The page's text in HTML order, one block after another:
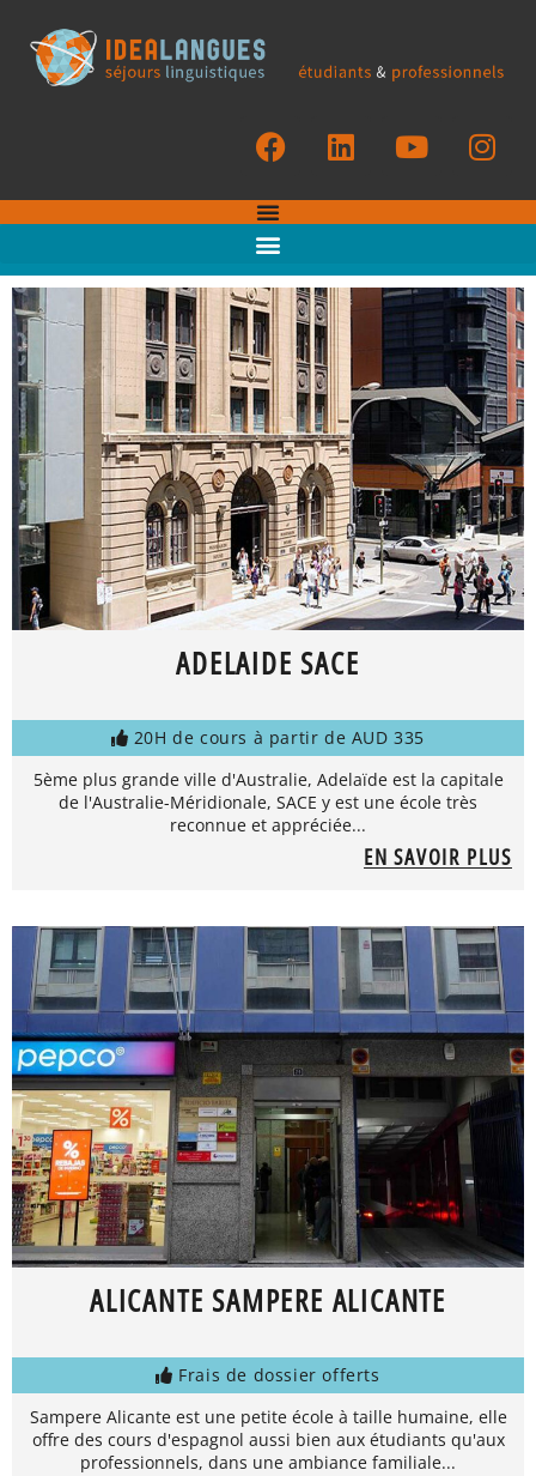
ADELAIDE SACE
20H de cours à partir de AUD 335
5ème plus grande ville d'Australie, Adelaïde est la capitale
de l'Australie-Méridionale, SACE y est une école très
reconnue et appréciée...
EN SAVOIR PLUS
ALICANTE SAMPERE ALICANTE
Frais de dossier offerts
Sampere Alicante est une petite école à taille humaine, elle
offre des cours d'espagnol aussi bien aux étudiants qu'aux
professionnels, dans une ambiance familiale...